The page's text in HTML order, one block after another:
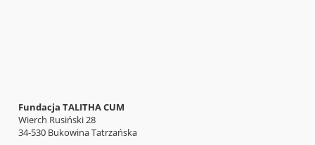
Fundacja TALITHA CUM
Wierch Rusiński 28
34-530 Bukowina Tatrzańska